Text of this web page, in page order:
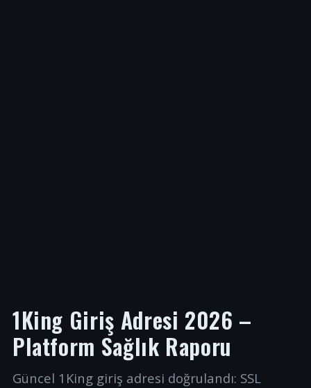
1King Giriş Adresi 2026 –
Platform Sağlık Raporu
Güncel 1King giriş adresi doğrulandı: SSL